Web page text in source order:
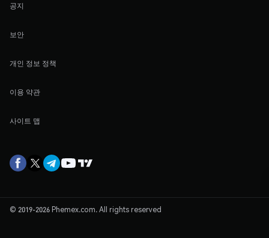
공지
보안
개인 정보 정책
이용 약관
사이트 맵
© 2019-2026 Phemex.com. All rights reserved